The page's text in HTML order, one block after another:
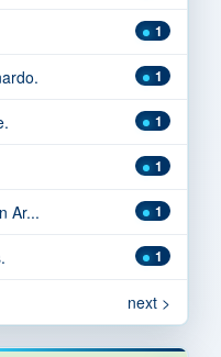
1
1
1
1
1
Ar...
1
next >